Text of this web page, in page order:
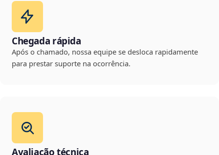
Chegada rápida
Após o chamado, nossa equipe se desloca rapidamente
para prestar suporte na ocorrência.
Avaliação técnica